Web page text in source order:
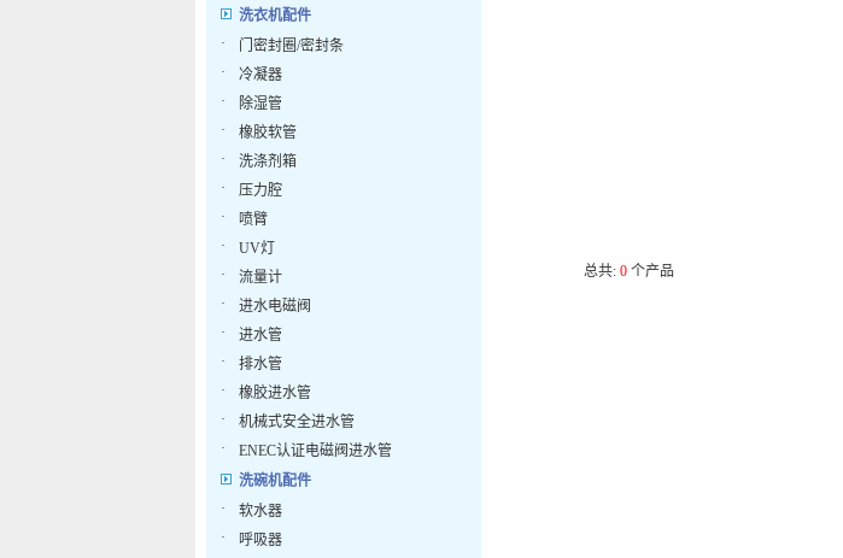
洗衣机配件
·
门密封圈/密封条
·
冷凝器
·
除湿管
·
橡胶软管
·
洗涤剂箱
·
压力腔
·
喷臂
·
UV灯
·
流量计
·
进水电磁阀
·
进水管
·
排水管
·
橡胶进水管
·
机械式安全进水管
·
ENEC认证电磁阀进水管
洗碗机配件
·
软水器
·
呼吸器
总共: 0 个产品